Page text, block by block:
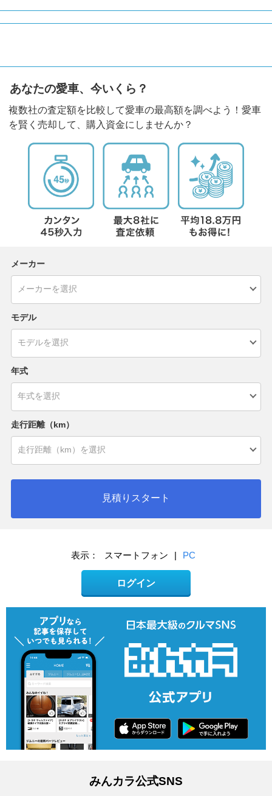
あなたの愛車、今いくら？
複数社の査定額を比較して愛車の最高額を調べよう！愛車
を賢く売却して、購入資金にしませんか？
メーカー
モデル
年式
走行距離（km）
見積りスタート
表示： スマートフォン | PC
ログイン
みんカラ公式SNS